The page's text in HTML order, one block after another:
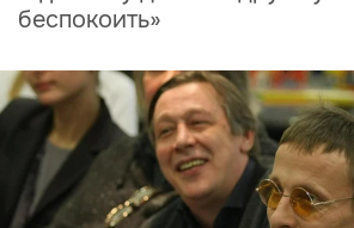
беспокоить»